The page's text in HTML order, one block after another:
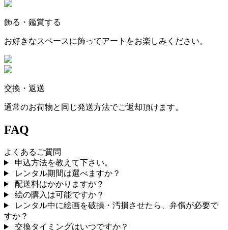
飾る・鑑賞する
お好きなスペースに飾ってアートをお楽しみください。
交換・返送
通常のお荷物と同じ発送方法でご返却頂けます。
FAQ
よくあるご質問
申込方法を教えて下さい。
レンタル期間は選べますか？
配送料はかかりますか？
絵の購入は可能ですか？
レンタル中に絵画を破損・汚損させたら、弁償が必要で
すか？
交換タイミングはいつですか？